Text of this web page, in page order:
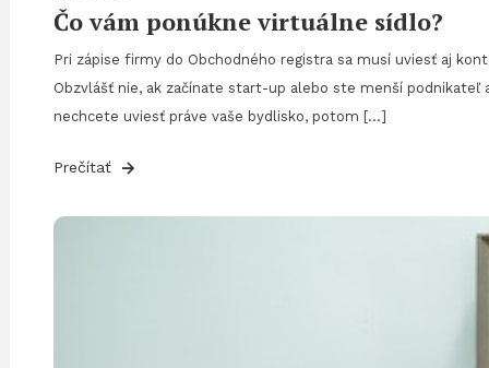
Čo vám ponúkne virtuálne sídlo?
Pri zápise firmy do Obchodného registra sa musí uviesť aj
Obzvlášť nie, ak začínate start-up alebo ste menší
nechcete uviesť práve vaše bydlisko, potom […]
Prečítať